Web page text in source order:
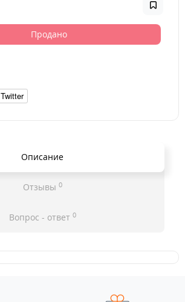
Продано
Twitter
Описание
Отзывы 0
Вопрос - ответ 0